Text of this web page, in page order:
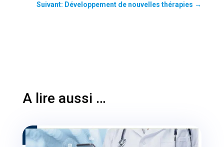
Suivant: Développement de nouvelles thérapies →
A lire aussi …